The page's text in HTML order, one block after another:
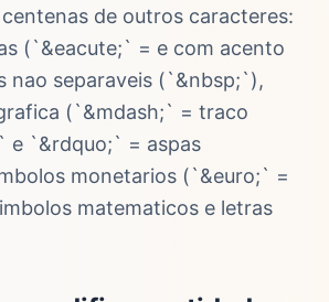
de outros caracteres:
(`&eacute;` = e com acento
nao separaveis (`&nbsp;`),
(`&mdash;` = traco
e `&rdquo;` = aspas
monetarios (`&euro;` =
matematicos e letras